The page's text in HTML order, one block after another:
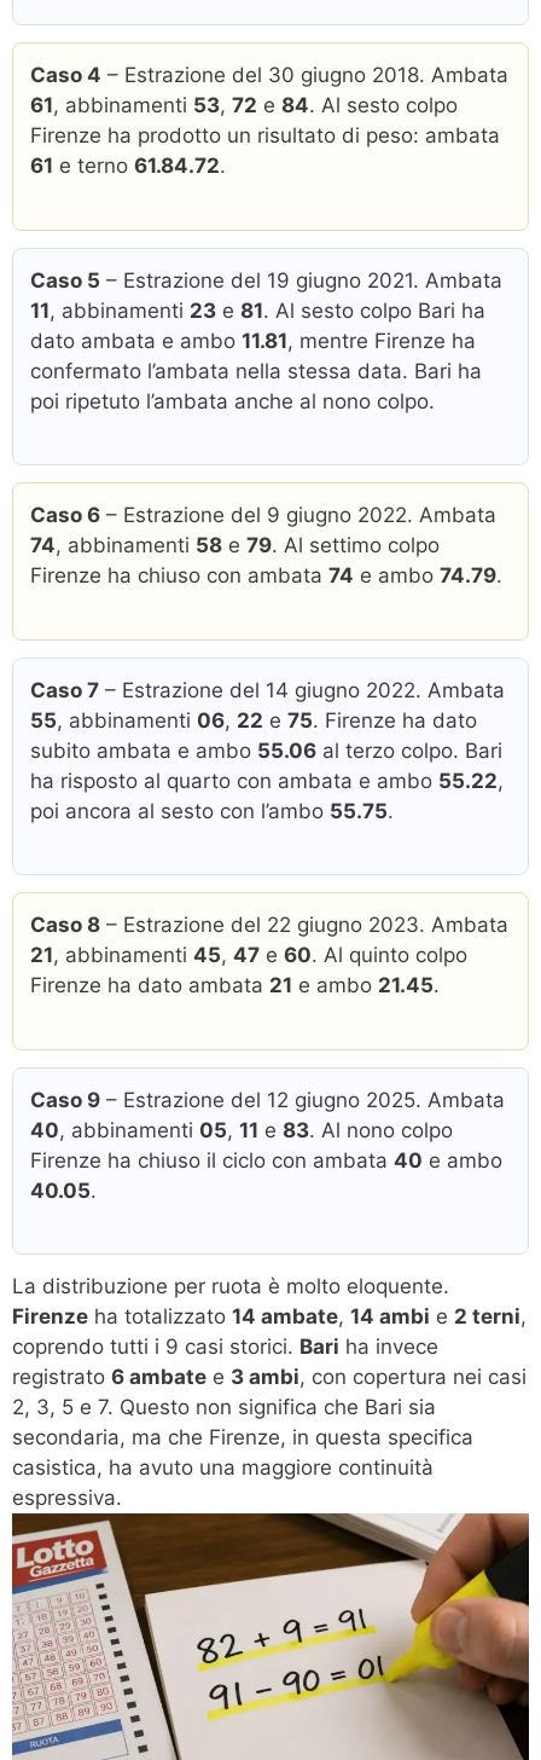
Caso 4 – Estrazione del 30 giugno 2018. Ambata
61, abbinamenti 53, 72 e 84. Al sesto colpo
Firenze ha prodotto un risultato di peso: ambata
61 e terno 61.84.72.
Caso 5 – Estrazione del 19 giugno 2021. Ambata
11, abbinamenti 23 e 81. Al sesto colpo Bari ha
dato ambata e ambo 11.81, mentre Firenze ha
confermato l’ambata nella stessa data. Bari ha
poi ripetuto l’ambata anche al nono colpo.
Caso 6 – Estrazione del 9 giugno 2022. Ambata
74, abbinamenti 58 e 79. Al settimo colpo
Firenze ha chiuso con ambata 74 e ambo 74.79.
Caso 7 – Estrazione del 14 giugno 2022. Ambata
55, abbinamenti 06, 22 e 75. Firenze ha dato
subito ambata e ambo 55.06 al terzo colpo. Bari
ha risposto al quarto con ambata e ambo 55.22,
poi ancora al sesto con l’ambo 55.75.
Caso 8 – Estrazione del 22 giugno 2023. Ambata
21, abbinamenti 45, 47 e 60. Al quinto colpo
Firenze ha dato ambata 21 e ambo 21.45.
Caso 9 – Estrazione del 12 giugno 2025. Ambata
40, abbinamenti 05, 11 e 83. Al nono colpo
Firenze ha chiuso il ciclo con ambata 40 e ambo
40.05.
La distribuzione per ruota è molto eloquente.
Firenze ha totalizzato 14 ambate, 14 ambi e 2 terni,
coprendo tutti i 9 casi storici. Bari ha invece
registrato 6 ambate e 3 ambi, con copertura nei casi
2, 3, 5 e 7. Questo non significa che Bari sia
secondaria, ma che Firenze, in questa specifica
casistica, ha avuto una maggiore continuità
espressiva.